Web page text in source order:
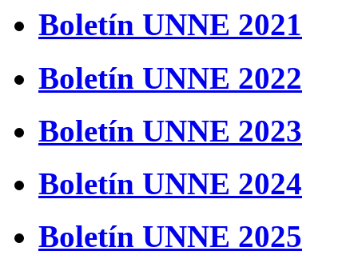
Boletín UNNE 2021
Boletín UNNE 2022
Boletín UNNE 2023
Boletín UNNE 2024
Boletín UNNE 2025